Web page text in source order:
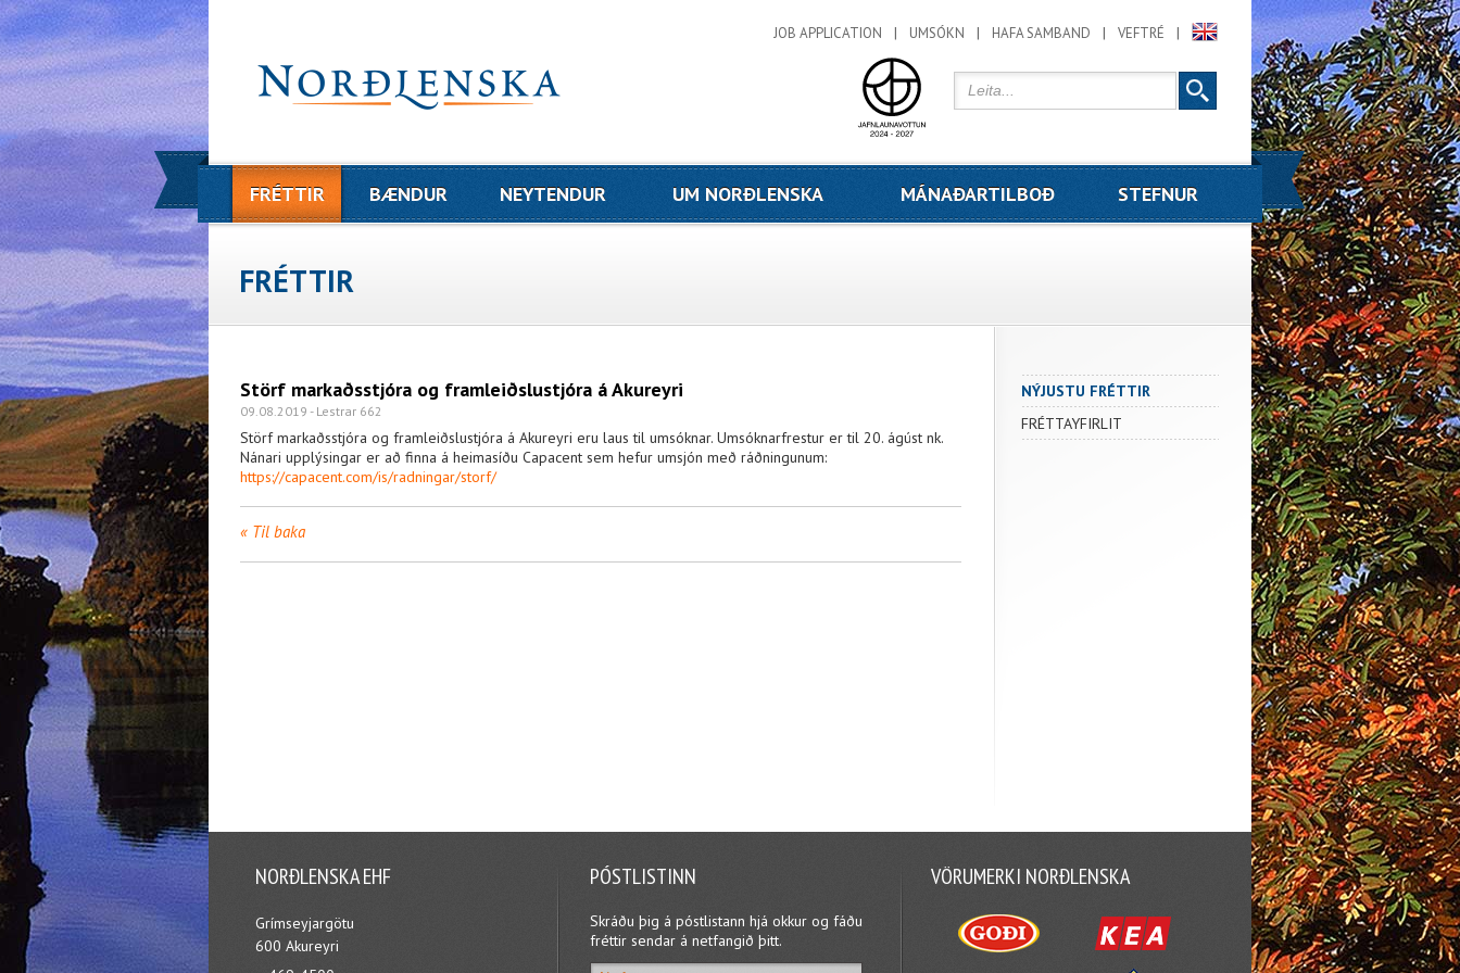
FRÉTTIR
Störf markaðsstjóra og framleiðslustjóra á Akureyri
09.08.2019 - Lestrar 662
Störf markaðsstjóra og framleiðslustjóra á Akureyri eru laus til umsóknar. Umsóknarfrestur er til 20. ágúst nk.
Nánari upplýsingar er að finna á heimasíðu Capacent sem hefur umsjón með ráðningunum:
https://capacent.com/is/radningar/storf/
Til baka
FRÉTTIR BÆNDUR NEYTENDUR UM NORÐLENSKA MÁNAÐARTILBOÐ STEFNUR
NÝJUSTU FRÉTTIR
FRÉTTAYFIRLIT
JOB APPLICATION UMSÓKN HAFA SAMBAND VEFTRÉ
NORÐLENSKA EHF
Grímseyjargötu
600 Akureyri
PÓSTLISTINN
Skráðu þig á póstlistann hjá okkur og fáðu
fréttir sendar á netfangið þitt.
VÖRUMERKI NORÐLENSKA